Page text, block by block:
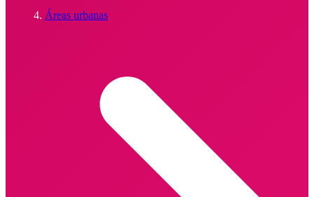
Áreas urbanas